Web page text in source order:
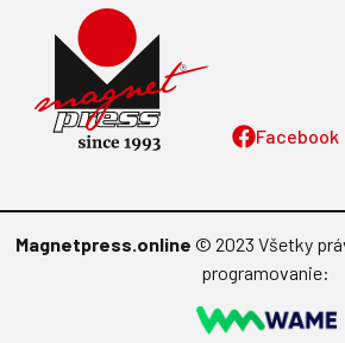
Facebook
Magnetpress.online © 2023 Všetky
programovanie: